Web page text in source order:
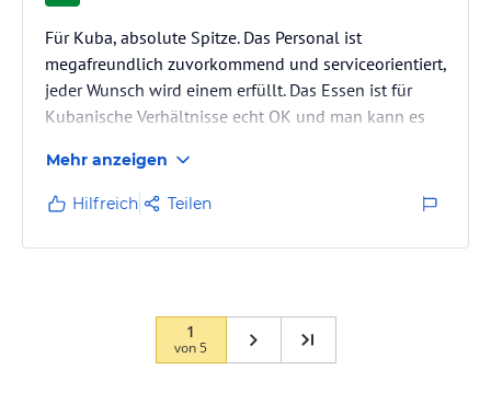
Für Kuba, absolute Spitze. Das Personal ist
megafreundlich zuvorkommend und serviceorientiert,
jeder Wunsch wird einem erfüllt. Das Essen ist für
Kubanische Verhältnisse echt OK und man kann es
draußen haben die Menschen noch nicht mal das
nötigste.
Mehr anzeigen
Hilfreich Teilen
1
von5